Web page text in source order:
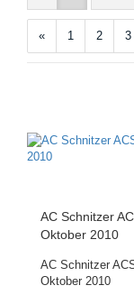
« 1 2 3
AC Schnitzer
Oktober 2010
AC Schnitzer
Oktober 2010